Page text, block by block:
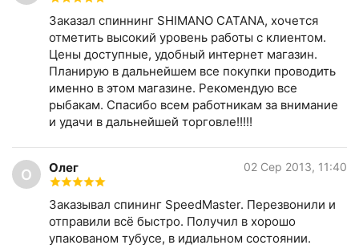
Заказал спиннинг SHIMANO CATANA, хочется
отметить высокий уровень работы с клиентом.
Цены доступные, удобный интернет магазин.
Планирую в дальнейшем все покупки проводить
именно в этом магазине. Рекомендую все
рыбакам. Спасибо всем работникам за внимание
и удачи в дальнейшей торговле!!!!!
О Олег 02 Сер 2013, 11:40
Заказывал спининг SpeedMaster. Перезвонили и
отправили всё быстро. Получил в хорошо
упакованом тубусе, в идиальном состоянии.